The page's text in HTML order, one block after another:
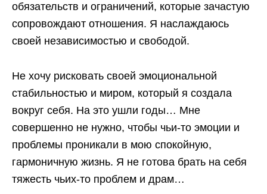
обязательств и ограничений, которые зачастую
сопровождают отношения. Я наслаждаюсь
своей независимостью и свободой.
Не хочу рисковать своей эмоциональной
стабильностью и миром, который я создала
вокруг себя. На это ушли годы… Мне
совершенно не нужно, чтобы чьи-то эмоции и
проблемы проникали в мою спокойную,
гармоничную жизнь. Я не готова брать на себя
тяжесть чьих-то проблем и драм…